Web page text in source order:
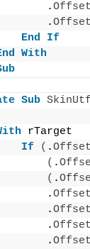
.
Offset
.
Offset
End
If
With
Sub
rTarget
If
( .Offset
( .
( .
.
Offset
.
Offset
.
Offset
.
Offset